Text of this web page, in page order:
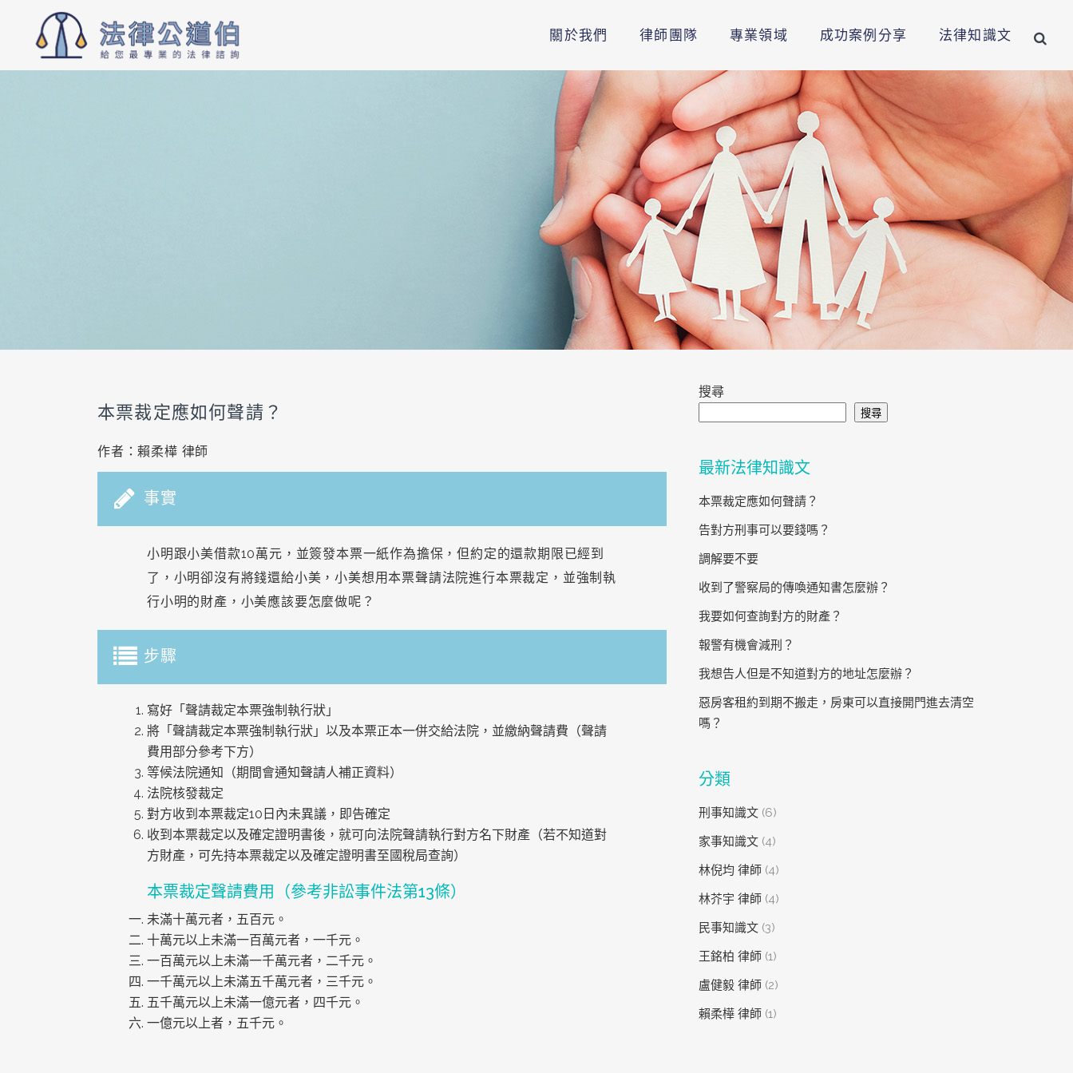
關於我們 律師團隊 專業領域 成功案例分享 法律知識文
本票裁定應如何聲請？
作者：賴柔樺 律師
事實
小明跟小美借款10萬元，並簽發本票一紙作為擔保，但約定的還款期限已經到
了，小明卻沒有將錢還給小美，小美想用本票聲請法院進行本票裁定，並強制執
行小明的財產，小美應該要怎麼做呢？
步驟
寫好「聲請裁定本票強制執行狀」
將「聲請裁定本票強制執行狀」以及本票正本一併交給法院，並繳納聲請費（聲請
費用部分參考下方）
等候法院通知（期間會通知聲請人補正資料）
法院核發裁定
對方收到本票裁定10日內未異議，即告確定
收到本票裁定以及確定證明書後，就可向法院聲請執行對方名下財產（若不知道對
方財產，可先持本票裁定以及確定證明書至國稅局查詢）
本票裁定聲請費用（參考非訟事件法第13條）
未滿十萬元者，五百元。
十萬元以上未滿一百萬元者，一千元。
一百萬元以上未滿一千萬元者，二千元。
一千萬元以上未滿五千萬元者，三千元。
五千萬元以上未滿一億元者，四千元。
一億元以上者，五千元。
搜尋
搜尋
最新法律知識文
本票裁定應如何聲請？
告對方刑事可以要錢嗎？
調解要不要
收到了警察局的傳喚通知書怎麼辦？
我要如何查詢對方的財產？
報警有機會減刑？
我想告人但是不知道對方的地址怎麼辦？
惡房客租約到期不搬走，房東可以直接開門進去清空
嗎？
分類
刑事知識文 (6)
家事知識文 (4)
林倪均 律師 (4)
林芥宇 律師 (4)
民事知識文 (3)
王銘柏 律師 (1)
盧健毅 律師 (2)
賴柔樺 律師 (1)